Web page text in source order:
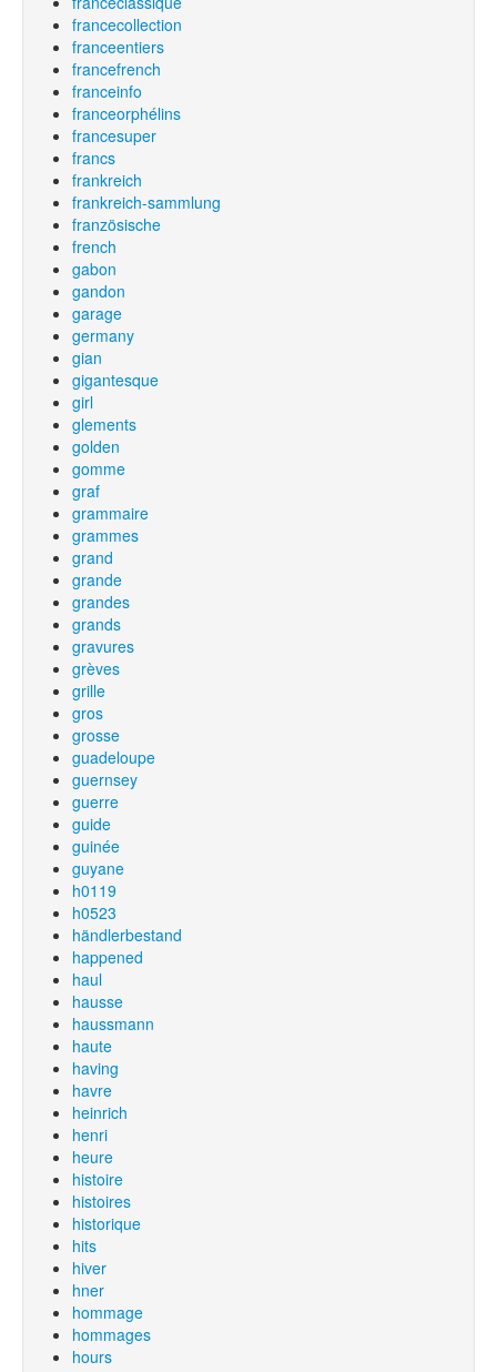
francecollection
franceentiers
francefrench
franceinfo
franceorphélins
francesuper
francs
frankreich
frankreich-sammlung
französische
french
gabon
gandon
garage
germany
gian
gigantesque
girl
glements
golden
gomme
graf
grammaire
grammes
grand
grande
grandes
grands
gravures
grèves
grille
gros
grosse
guadeloupe
guernsey
guerre
guide
guinée
guyane
h0119
h0523
händlerbestand
happened
haul
hausse
haussmann
haute
having
havre
heinrich
henri
heure
histoire
histoires
historique
hits
hiver
hner
hommage
hommages
hours